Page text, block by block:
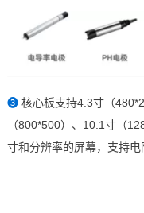
❸ 核心板支持4.3寸（
（800*500）、10.1寸（
寸和分辨率的屏幕，支持电